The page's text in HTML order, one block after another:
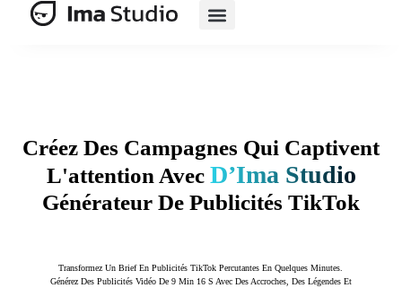
Créez Des Campagnes Qui Captivent
L'attention Avec D’Ima Studio
Générateur De Publicités TikTok
Transformez Un Brief En Publicités TikTok Percutantes En Quelques Minutes.
Générez Des Publicités Vidéo De 9 Min 16 S Avec Des Accroches, Des Légendes Et